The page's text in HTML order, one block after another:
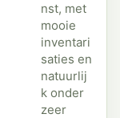
nst, met
mooie
inventari
saties en
natuurlij
k onder
zeer